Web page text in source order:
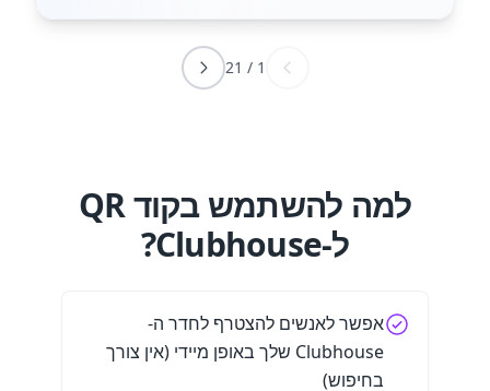
1
/
21
למה להשתמש בקוד QR
ל-Clubhouse?
אפשר לאנשים להצטרף לחדר ה-
Clubhouse שלך באופן מיידי (אין צורך
בחיפוש)